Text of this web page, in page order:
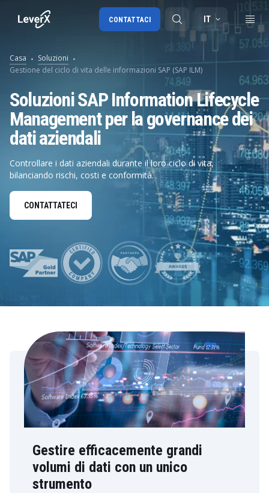
RISE with SAP
SAP Ariba
Digital Supply Chain
IT
CONTATTACI
Casa
Soluzioni
Gestione del ciclo di vita delle informazioni SAP (SAP ILM)
Soluzioni SAP Information Lifecycle
Management per la governance dei
dati aziendali
Controllare i dati aziendali durante il loro ciclo di vita,
bilanciando rischi, costi e conformità.
CONTATTATECI
Gestire efficacemente grandi
volumi di dati con un unico
strumento